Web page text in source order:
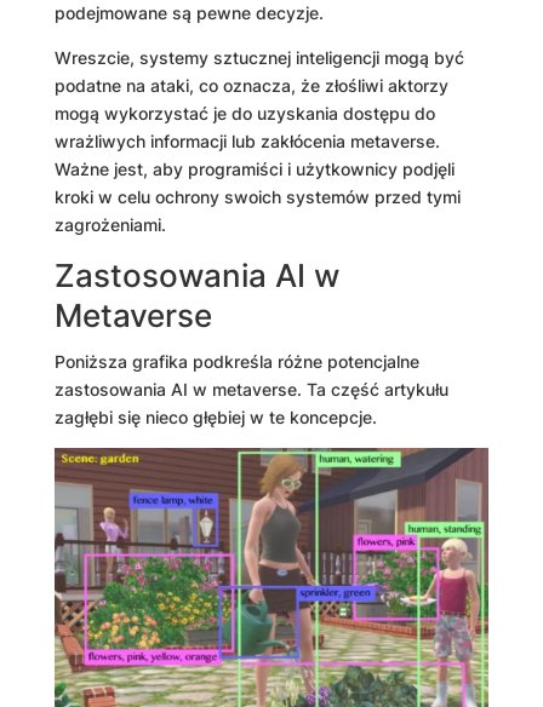
podejmowane są pewne decyzje.
Wreszcie, systemy sztucznej inteligencji mogą być
podatne na ataki, co oznacza, że ​​złośliwi aktorzy
mogą wykorzystać je do uzyskania dostępu do
wrażliwych informacji lub zakłócenia metaverse.
Ważne jest, aby programiści i użytkownicy podjęli
kroki w celu ochrony swoich systemów przed tymi
zagrożeniami.
Zastosowania AI w
Metaverse
Poniższa grafika podkreśla różne potencjalne
zastosowania AI w metaverse. Ta część artykułu
zagłębi się nieco głębiej w te koncepcje.